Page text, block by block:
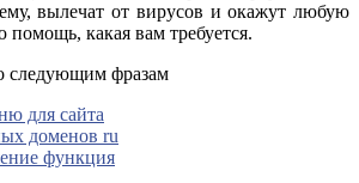
вылечат от вирусов и окажут любую
какая вам требуется.
следующим фразам
для сайта
доменов ru
функция